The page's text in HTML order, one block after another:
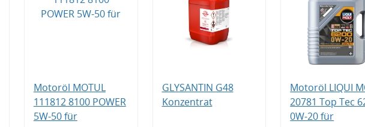
Motoröl MOTUL
111812 8100 POWER
5W-50 für
GLYSANTIN G48
Konzentrat
Motoröl LIQUI
20781 Top Tec
0W-20 für